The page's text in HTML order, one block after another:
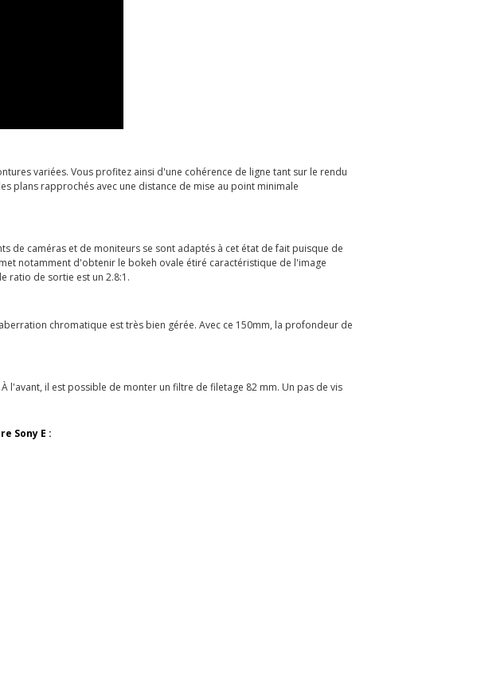
variées. Vous profitez ainsi d'une cohérence de ligne tant sur le rendu
plans rapprochés avec une distance de mise au point minimale
de caméras et de moniteurs se sont adaptés à cet état de fait puisque de
notamment d'obtenir le bokeh ovale étiré caractéristique de l'image
ratio de sortie est un 2.8:1.
chromatique est très bien gérée. Avec ce 150mm, la profondeur de
l'avant, il est possible de monter un filtre de filetage 82 mm. Un pas de vis
Sony E :